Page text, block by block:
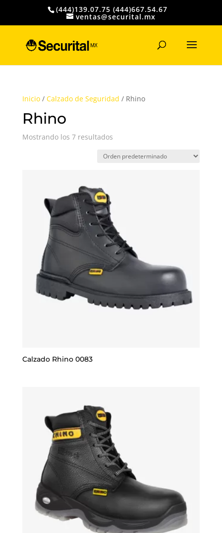
(444)139.07.75 (444)667.54.67
ventas@securital.mx
productos
Inicio/ Calzado de Seguridad / Rhino
Rhino
Mostrando los 7 resultados
Calzado Rhino 0083